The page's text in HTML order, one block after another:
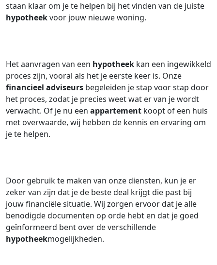
staan klaar om je te helpen bij het vinden van de juiste
hypotheekvoor jouw nieuwe woning.
Het aanvragen van een hypotheek kan een ingewikkeld
proces zijn, vooral als het je eerste keer is. Onze
financieel adviseurs begeleiden je stap voor stap door
het proces, zodat je precies weet wat er van je wordt
verwacht. Of je nu een appartement koopt of een huis
met overwaarde, wij hebben de kennis en ervaring om
je te helpen.
Door gebruik te maken van onze diensten, kun je er
zeker van zijn dat je de beste deal krijgt die past bij
jouw financiële situatie. Wij zorgen ervoor dat je alle
benodigde documenten op orde hebt en dat je goed
geïnformeerd bent over de verschillende
hypotheekmogelijkheden.